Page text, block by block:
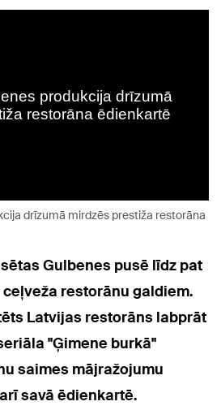
drīzumā mirdzēs prestiža restorāna
Gulbenes pusē līdz pat
restorānu galdiem.
Latvijas restorāns labprāt
"Ģimene burkā"
saimes mājražojumu
savā ēdienkartē.